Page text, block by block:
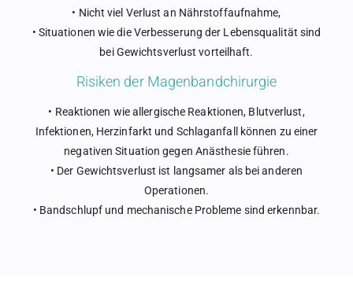
• Nicht viel Verlust an Nährstoffaufnahme,
• Situationen wie die Verbesserung der Lebensqualität sind
bei Gewichtsverlust vorteilhaft.
Risiken der Magenbandchirurgie
• Reaktionen wie allergische Reaktionen, Blutverlust,
Infektionen, Herzinfarkt und Schlaganfall können zu einer
negativen Situation gegen Anästhesie führen.
• Der Gewichtsverlust ist langsamer als bei anderen
Operationen.
• Bandschlupf und mechanische Probleme sind erkennbar.